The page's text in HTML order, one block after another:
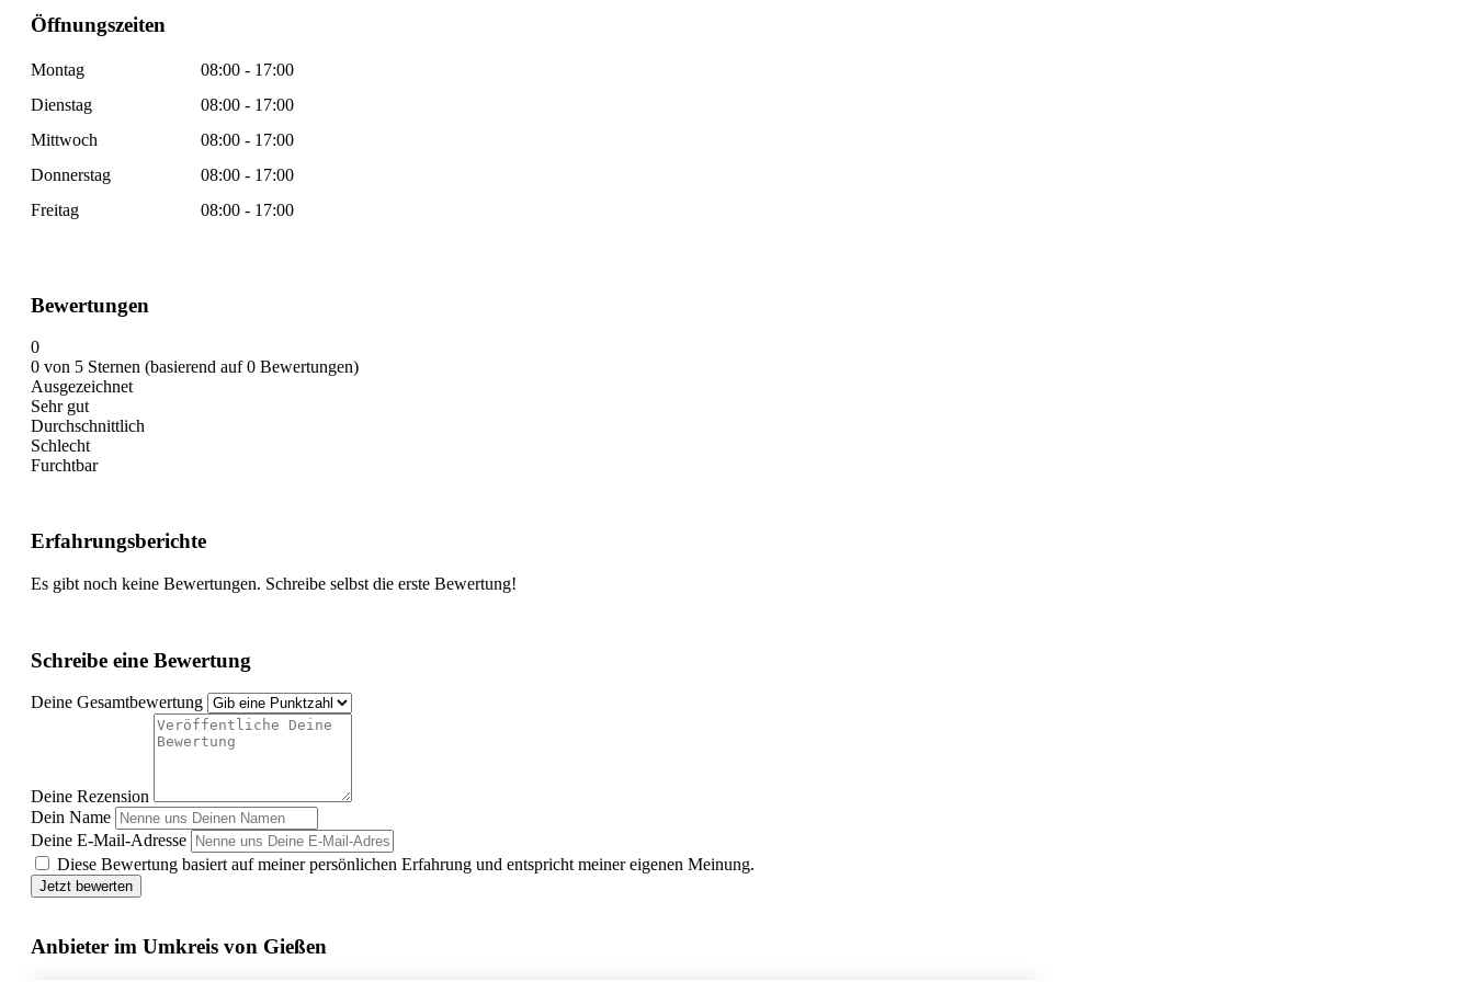
Öffnungszeiten
Montag
08:00 - 17:00
Dienstag
08:00 - 17:00
Mittwoch
08:00 - 17:00
Donnerstag
08:00 - 17:00
Freitag
08:00 - 17:00
Bewertungen
0
0 von 5 Sternen (basierend auf 0 Bewertungen)
Ausgezeichnet
Sehr gut
Durchschnittlich
Schlecht
Furchtbar
Erfahrungsberichte
Es gibt noch keine Bewertungen. Schreibe selbst die erste Bewertung!
Schreibe eine Bewertung
Deine Gesamtbewertung
Deine Rezension
Dein Name
Deine E-Mail-Adresse
Diese Bewertung basiert auf meiner persönlichen Erfahrung und entspricht meiner eigenen Meinung.
Jetzt bewerten
Anbieter im Umkreis von Gießen